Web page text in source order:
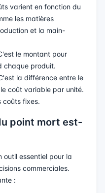
varient en fonction du
les matières
et la main-
le montant pour
chaque produit.
la différence entre le
coût variable par unité.
coûts fixes.
point mort est-
outil essentiel pour la
commerciales.
: